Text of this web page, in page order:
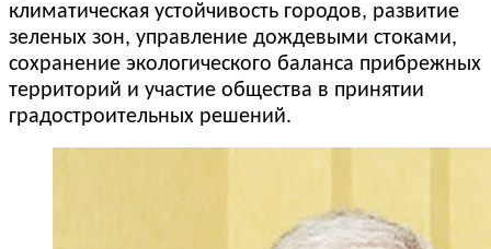
климатическая устойчивость городов, развитие
зеленых зон, управление дождевыми стоками,
сохранение экологического баланса прибрежных
территорий и участие общества в принятии
градостроительных решений.